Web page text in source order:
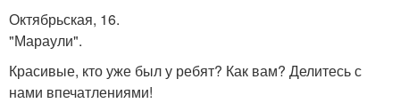
Октябрьская, 16.
"Мараули".
Красивые, кто уже был у ребят? Как вам? Делитесь с
нами впечатлениями!